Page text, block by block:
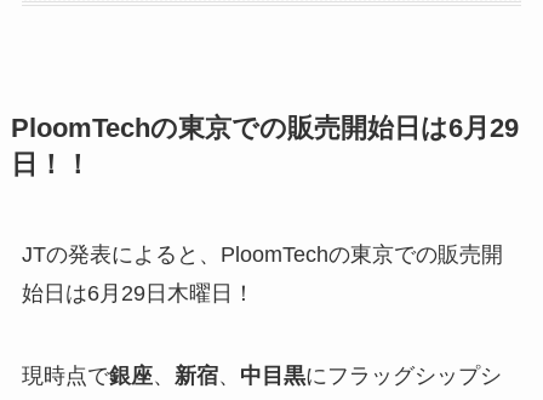
PloomTechの東京での販売開始日は6月29
日！！
JTの発表によると、PloomTechの東京での販売開
始日は6月29日木曜日！
現時点で銀座、 新宿、 中目黒にフラッグシップシ